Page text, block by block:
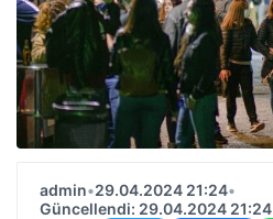
admin•29.04.2024 21:24•
Güncellendi: 29.04.2024 21:24